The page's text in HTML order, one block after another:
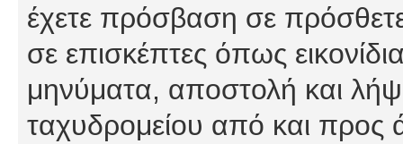
έχετε πρόσβαση σε
σε επισκέπτες όπως
μηνύματα, αποστολή και
ταχυδρομείου από και προς